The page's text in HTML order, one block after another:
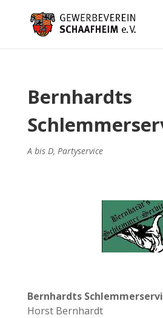
Bernhardts
A bis D, Partyservice
Bernhardts
Horst Bernhardt